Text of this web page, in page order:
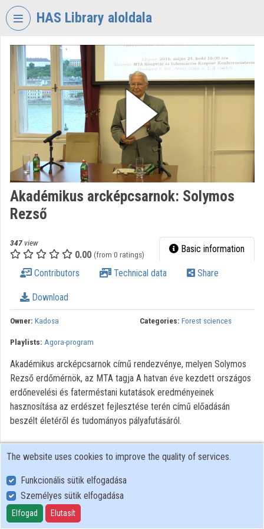
Skip header
HAS Library aloldala
VIDEO TORIUM
HUNGARIAN
ACADEMY
SCIENCES
LIBRARY
Organization home
Organization discovery
Categories
Akadémikus arcképcsarnok: Solymos
Rezső
347 view
0.00 (from 0 ratings) Basic information
Contributors Technical data Share
Download
Owner: Kadosa Categories: Forest sciences
Playlists: Agora-program
Akadémikus arcképcsarnok című rendezvénye, melyen Solymos
Rezső erdőmérnök, az MTA tagja A hatvan éve kezdett országos
erdőnevelési és faterméstani kutatások eredményeinek
hasznosítása az erdészet fejlesztése terén című előadásán
beszélt életéről és tudományos pályafutásáról.
User Policy
Adatkezelési tájékoztató (en)
Cookie Policy
The website uses cookies to improve the quality of services.
Funkcionális sütik elfogadása
Személyes sütik elfogadása
Elfogad Elutasít